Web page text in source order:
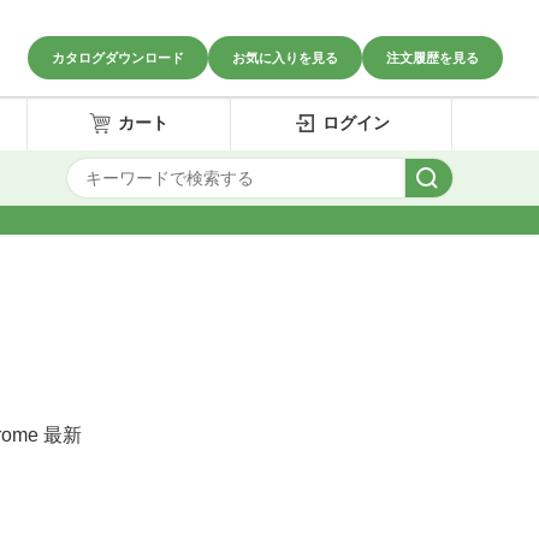
カタログダウンロード お気に入りを見る 注文履歴を見る
カート ログイン
最新